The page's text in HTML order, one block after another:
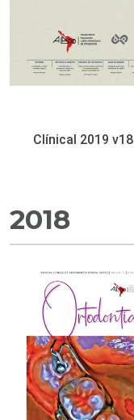
Clínical 2019
2018